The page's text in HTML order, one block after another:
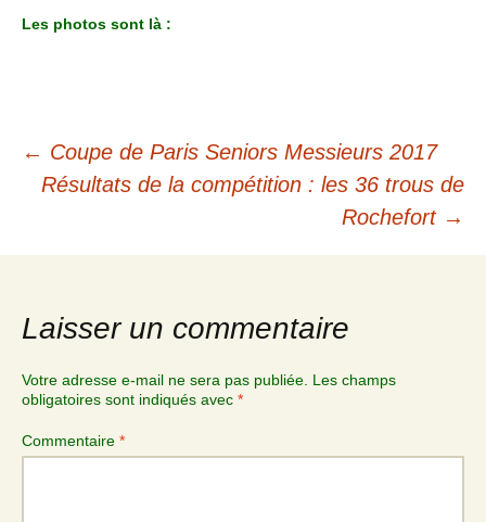
Les photos sont là :
Navigation
← Coupe de Paris Seniors Messieurs 2017
Résultats de la compétition : les 36 trous de
Rochefort →
Laisser un commentaire
Votre adresse e-mail ne sera pas publiée. Les champs
obligatoires sont indiqués avec *
Commentaire *